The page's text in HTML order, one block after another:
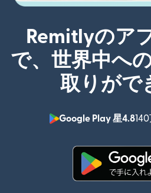
Remitlyのア
で、世界中へ
取りがで
Google Play 星4.8